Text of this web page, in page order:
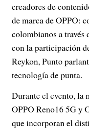
creadores de
de marca de OPPO:
colombianos a
con la participación
Reykon, Punto
tecnología de punta.
Durante el evento, la
OPPO Reno16 5G y
que incorporan el